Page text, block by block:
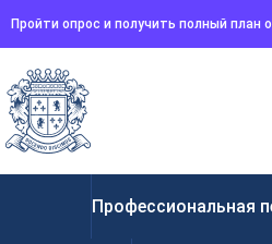
Пройти опрос и получить полный план
Профессиональная